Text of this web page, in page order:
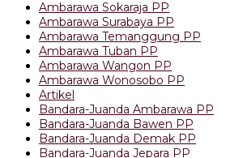
Ambarawa Sokaraja PP
Ambarawa Surabaya PP
Ambarawa Temanggung PP
Ambarawa Tuban PP
Ambarawa Wangon PP
Ambarawa Wonosobo PP
Artikel
Bandara-Juanda Ambarawa PP
Bandara-Juanda Bawen PP
Bandara-Juanda Demak PP
Bandara-Juanda Jepara PP